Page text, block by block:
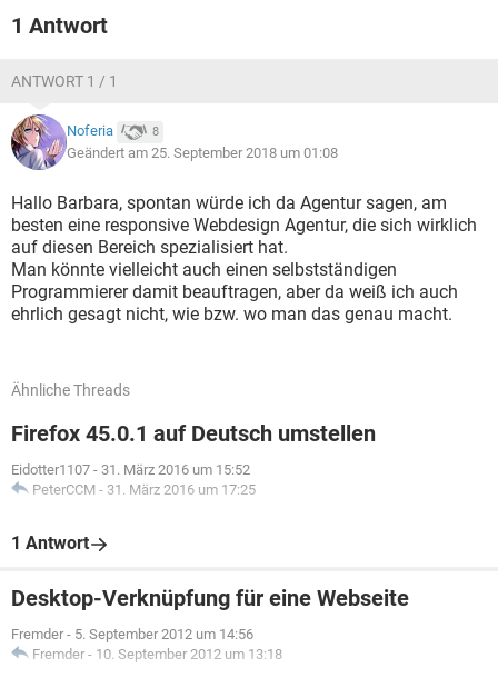
1 Antwort
ANTWORT 1 / 1
Noferia 8
Geändert am 25. September 2018 um 01:08
Hallo Barbara, spontan würde ich da Agentur sagen, am
besten eine responsive Webdesign Agentur, die sich wirklich
auf diesen Bereich spezialisiert hat.
Man könnte vielleicht auch einen selbstständigen
Programmierer damit beauftragen, aber da weiß ich auch
ehrlich gesagt nicht, wie bzw. wo man das genau macht.
Ähnliche Threads
Firefox 45.0.1 auf Deutsch umstellen
Eidotter1107 - 31. März 2016 um 15:52
PeterCCM - 31. März 2016 um 17:25
1 Antwort
Desktop-Verknüpfung für eine Webseite
Fremder - 5. September 2012 um 14:56
Fremder - 10. September 2012 um 13:18